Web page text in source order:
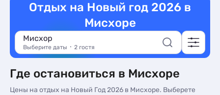
Отдых на Новый год 2026 в
Мисхоре
Мисхор
Выберите даты 2 гостя
Где остановиться в Мисхоре
Цены на отдых на Новый Год 2026 в Мисхоре. Выберете